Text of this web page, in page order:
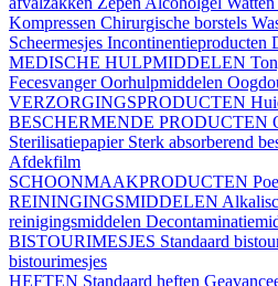
Kompressen Chirurgische borstels
Scheermesjes Incontinentieproducten
MEDISCHE HULPMIDDELEN
FecesvangerOorhulpmiddelen
VERZORGINGSPRODUCTEN
BESCHERMENDE PRODUCTEN
Sterilisatiepapier Sterk absorberend
Afdekfilm
SCHOONMAAKPRODUCTEN
REININGINGSMIDDELEN
reinigingsmiddelen
BISTOURIMESJES Standaard
bistourimesjes
HEFTEN Standaard heften